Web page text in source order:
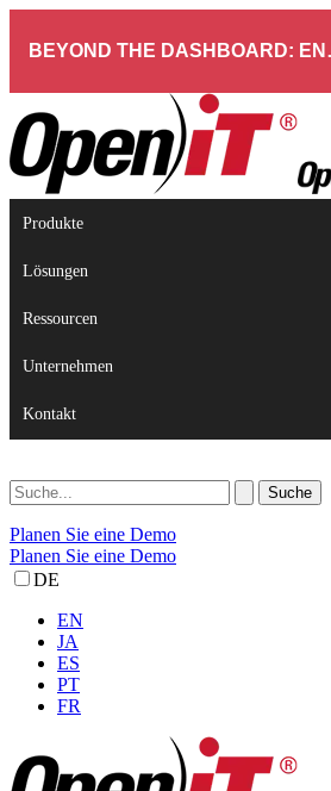
BEYOND
Produkte
Lösungen
Ressourcen
Unternehmen
Kontakt
Planen Sie eine Demo
Planen Sie eine Demo
DE
EN
JA
ES
PT
FR